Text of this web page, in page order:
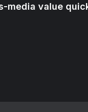
media value